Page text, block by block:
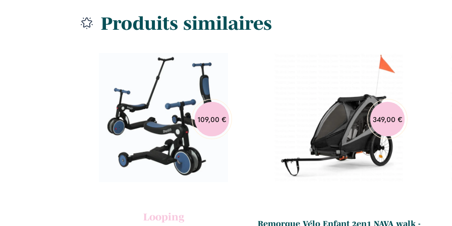
Produits similaires
109,00 €
Looping
349,00 €
Remorque Vélo Enfant 2en1 NAVA walk -